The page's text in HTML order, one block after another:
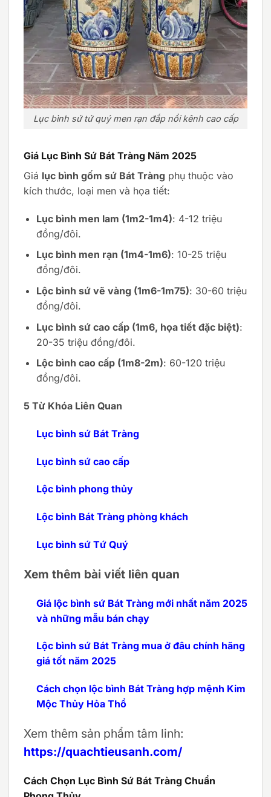
Lục bình sứ tứ quý men rạn đắp nổi kênh cao cấp
Giá Lục Bình Sứ Bát Tràng Năm 2025
Giá lục bình gốm sứ Bát Tràng phụ thuộc vào
kích thước, loại men và họa tiết:
Lục bình men lam (1m2-1m4): 4-12 triệu
đồng/đôi.
Lục bình men rạn (1m4-1m6): 10-25 triệu
đồng/đôi.
Lộc bình sứ vẽ vàng (1m6-1m75): 30-60 triệu
đồng/đôi.
Lục bình sứ cao cấp (1m6, họa tiết đặc biệt):
20-35 triệu đồng/đôi.
Lộc bình cao cấp (1m8-2m): 60-120 triệu
đồng/đôi.
5 Từ Khóa Liên Quan
Lục bình sứ Bát Tràng
Lục bình sứ cao cấp
Lộc bình phong thủy
Lộc bình Bát Tràng phòng khách
Lục bình sứ Tứ Quý
Xem thêm bài viết liên quan
Giá lộc bình sứ Bát Tràng mới nhất năm 2025
và những mẫu bán chạy
Lộc bình sứ Bát Tràng mua ở đâu chính hãng
giá tốt năm 2025
Cách chọn lộc bình Bát Tràng hợp mệnh Kim
Mộc Thủy Hỏa Thổ
Xem thêm sản phẩm tâm linh:
https://quachtieusanh.com/
Cách Chọn Lục Bình Sứ Bát Tràng Chuẩn